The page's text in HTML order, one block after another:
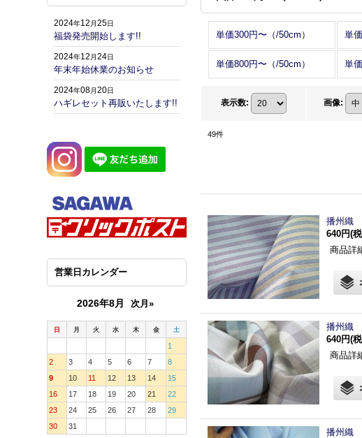
2024年12 月25日
福袋発売開始します!!
2024年12 月24日
年末年始休業のお知らせ
2024年08月20日
ハギレセット再販いたします!!
営業日カレンダー
2026年8月 次月»
日 月 火 水 木 金 土
1
2
3 4 5 6 7
8
9
10 11 12 13 14
15
16
17 18 19 20 21
22
23
24 25 26 27 28
29
30
31
単価300円〜（/50cm） 単
単価800円〜（/50cm） 単
表示数: 画像:
49件
播州織
640円(
商品詳
播州織
640円(
商品詳
播州織